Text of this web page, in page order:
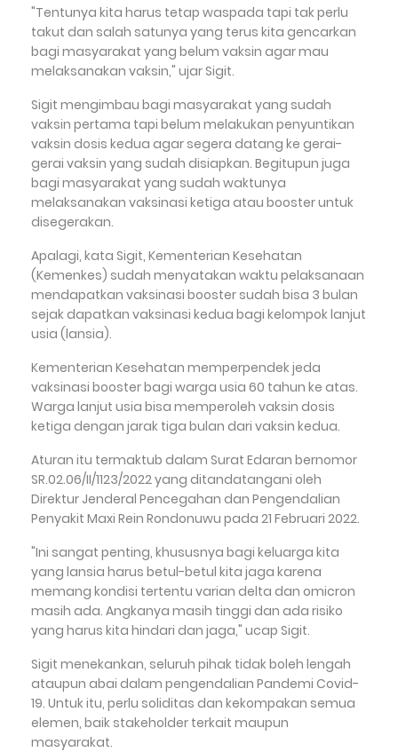
"Tentunya kita harus tetap waspada tapi tak perlu
takut dan salah satunya yang terus kita gencarkan
bagi masyarakat yang belum vaksin agar mau
melaksanakan vaksin," ujar Sigit.
Sigit mengimbau bagi masyarakat yang sudah
vaksin pertama tapi belum melakukan penyuntikan
vaksin dosis kedua agar segera datang ke gerai-
gerai vaksin yang sudah disiapkan. Begitupun juga
bagi masyarakat yang sudah waktunya
melaksanakan vaksinasi ketiga atau booster untuk
disegerakan.
Apalagi, kata Sigit, Kementerian Kesehatan
(Kemenkes) sudah menyatakan waktu pelaksanaan
mendapatkan vaksinasi booster sudah bisa 3 bulan
sejak dapatkan vaksinasi kedua bagi kelompok lanjut
usia (lansia).
Kementerian Kesehatan memperpendek jeda
vaksinasi booster bagi warga usia 60 tahun ke atas.
Warga lanjut usia bisa memperoleh vaksin dosis
ketiga dengan jarak tiga bulan dari vaksin kedua.
Aturan itu termaktub dalam Surat Edaran bernomor
SR.02.06/II/1123/2022 yang ditandatangani oleh
Direktur Jenderal Pencegahan dan Pengendalian
Penyakit Maxi Rein Rondonuwu pada 21 Februari 2022.
"Ini sangat penting, khususnya bagi keluarga kita
yang lansia harus betul-betul kita jaga karena
memang kondisi tertentu varian delta dan omicron
masih ada. Angkanya masih tinggi dan ada risiko
yang harus kita hindari dan jaga," ucap Sigit.
Sigit menekankan, seluruh pihak tidak boleh lengah
ataupun abai dalam pengendalian Pandemi Covid-
19. Untuk itu, perlu soliditas dan kekompakan semua
elemen, baik stakeholder terkait maupun
masyarakat.